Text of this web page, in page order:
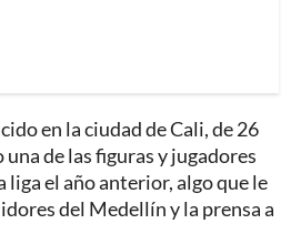
en la ciudad de Cali, de 26
una de las figuras y jugadores
liga el año anterior, algo que le
del Medellín y la prensa a